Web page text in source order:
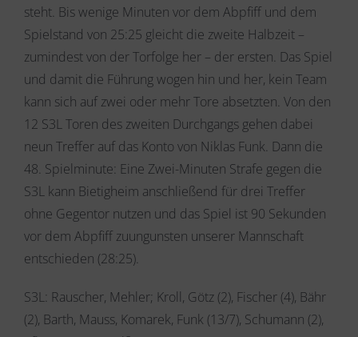
steht. Bis wenige Minuten vor dem Abpfiff und dem
Spielstand von 25:25 gleicht die zweite Halbzeit –
zumindest von der Torfolge her – der ersten. Das Spiel
und damit die Führung wogen hin und her, kein Team
kann sich auf zwei oder mehr Tore absetzten. Von den
12 S3L Toren des zweiten Durchgangs gehen dabei
neun Treffer auf das Konto von Niklas Funk. Dann die
48. Spielminute: Eine Zwei-Minuten Strafe gegen die
S3L kann Bietigheim anschließend für drei Treffer
ohne Gegentor nutzen und das Spiel ist 90 Sekunden
vor dem Abpfiff zuungunsten unserer Mannschaft
entschieden (28:25).
S3L: Rauscher, Mehler; Kroll, Götz (2), Fischer (4), Bähr
(2), Barth, Mauss, Komarek, Funk (13/7), Schumann (2),